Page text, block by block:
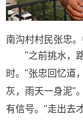
南沟村村民张忠
"之前挑水，
时。"张忠回忆道
灰，雨天一身泥"
有信号。"走出去